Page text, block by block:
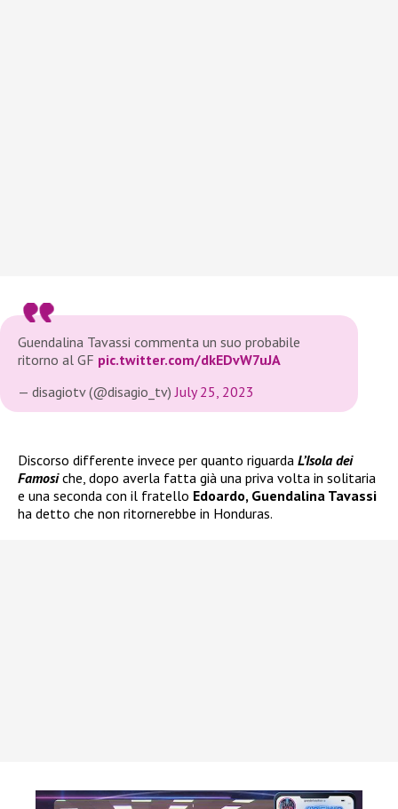
Guendalina Tavassi commenta un suo probabile
ritorno al GF pic.twitter.com/dkEDvW7uJA
— disagiotv (@disagio_tv) July 25, 2023
Discorso differente invece per quanto riguarda L’Isola dei
Famosiche, dopo averla fatta già una priva volta in solitaria
e una seconda con il fratello Edoardo, Guendalina Tavassi
ha detto che non ritornerebbe in Honduras.